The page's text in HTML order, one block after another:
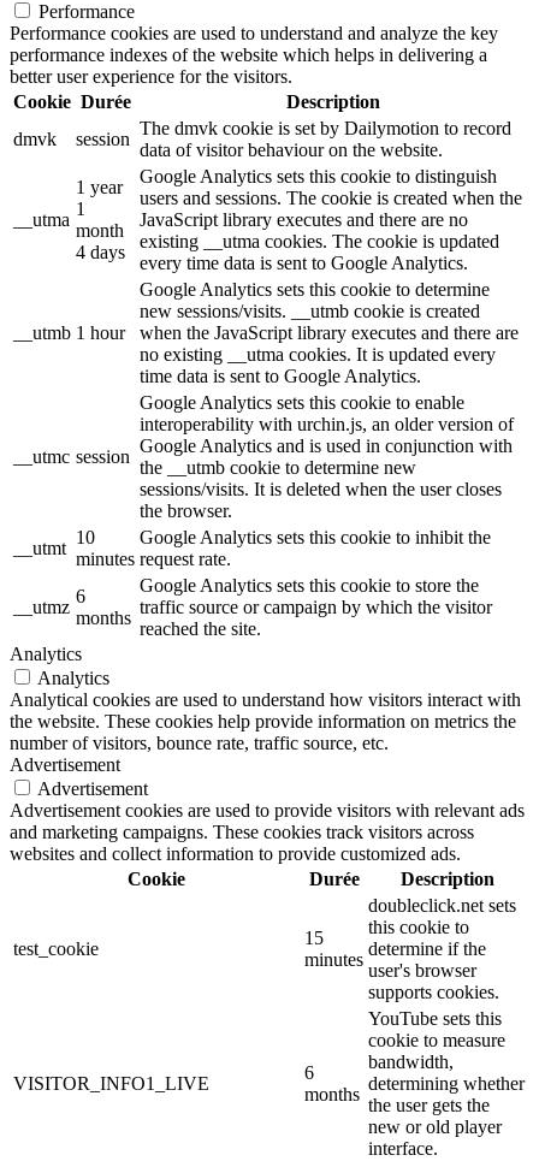
Performance
Performance cookies are used to understand and analyze the key
performance indexes of the website which helps in delivering a
better user experience for the visitors.
Cookie Durée
Description
dmvk
session
The dmvk cookie is set by Dailymotion to record
data of visitor behaviour on the website.
__utma
1 year
1
month
4 days
Google Analytics sets this cookie to distinguish
users and sessions. The cookie is created when the
JavaScript library executes and there are no
existing __utma cookies. The cookie is updated
every time data is sent to Google Analytics.
__utmb 1 hour
Google Analytics sets this cookie to determine
new sessions/visits. __utmb cookie is created
when the JavaScript library executes and there are
no existing __utma cookies. It is updated every
time data is sent to Google Analytics.
__utmc session
Google Analytics sets this cookie to enable
interoperability with urchin.js, an older version of
Google Analytics and is used in conjunction with
the __utmb cookie to determine new
sessions/visits. It is deleted when the user closes
the browser.
__utmt
10
minutes
Google Analytics sets this cookie to inhibit the
request rate.
__utmz
6
months
Google Analytics sets this cookie to store the
traffic source or campaign by which the visitor
reached the site.
Analytics
Analytics
Analytical cookies are used to understand how visitors interact with
the website. These cookies help provide information on metrics the
number of visitors, bounce rate, traffic source, etc.
Advertisement
Advertisement
Advertisement cookies are used to provide visitors with relevant ads
and marketing campaigns. These cookies track visitors across
websites and collect information to provide customized ads.
Cookie
Durée Description
test_cookie
15
minutes
doubleclick.net sets
this cookie to
determine if the
user's browser
supports cookies.
VISITOR_INFO1_LIVE
6
months
YouTube sets this
cookie to measure
bandwidth,
determining whether
the user gets the
new or old player
interface.